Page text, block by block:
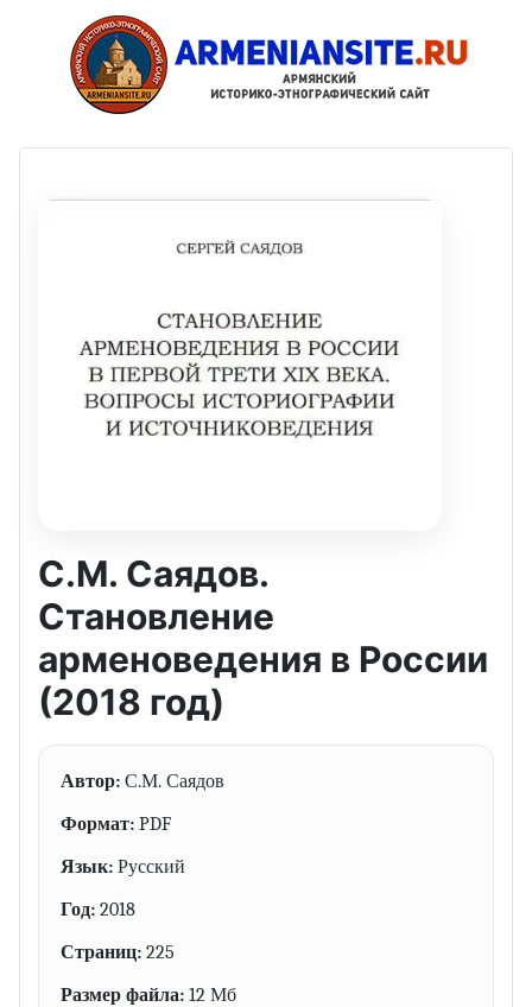
С.М. Саядов.
Становление
арменоведения в России
(2018 год)
Автор: С.М. Саядов
Формат: PDF
Язык: Русский
Год: 2018
Страниц: 225
Размер файла: 12 Мб